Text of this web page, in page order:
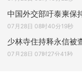
中国外交部吁泰柬保
07月28日 08时40分19秒
少林寺住持释永信被
07月28日 07时27分41秒